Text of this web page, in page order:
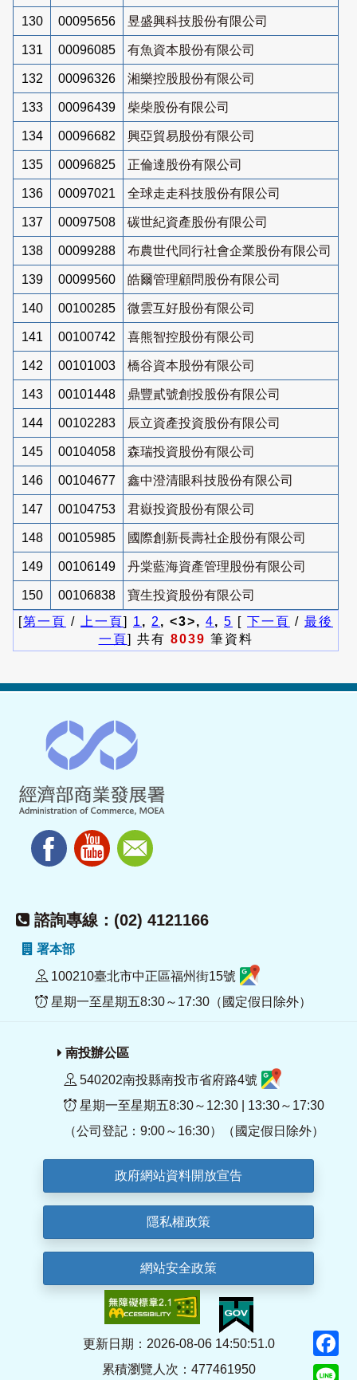
130 00095656 昱盛興科技股份有限公司
131 00096085 有魚資本股份有限公司
132 00096326 湘樂控股股份有限公司
133 00096439 柴柴股份有限公司
134 00096682 興亞貿易股份有限公司
135 00096825 正倫達股份有限公司
136 00097021 全球走走科技股份有限公司
137 00097508 碳世紀資產股份有限公司
138 00099288 布農世代同行社會企業股份有限公司
139 00099560 皓爾管理顧問股份有限公司
140 00100285 微雲互好股份有限公司
141 00100742 喜熊智控股份有限公司
142 00101003 橋谷資本股份有限公司
143 00101448 鼎豐貳號創投股份有限公司
144 00102283 辰立資產投資股份有限公司
145 00104058 森瑞投資股份有限公司
146 00104677 鑫中澄清眼科技股份有限公司
147 00104753 君嶽投資股份有限公司
148 00105985 國際創新長壽社企股份有限公司
149 00106149 丹棠藍海資產管理股份有限公司
150 00106838
寶生投資股份有限公司
[第一頁 / 上一頁] 1 , 2 , <3>, 4, 5 [ 下一頁 / 最後
一頁] 共有 8039 筆資料
諮詢專線：(02) 4121166
署本部
100210臺北市中正區福州街15號
星期一至星期五8:30～17:30（國定假日除外）
南投辦公區
540202南投縣南投市省府路4號
星期一至星期五8:30～12:30 | 13:30～17:30
（公司登記：9:00～16:30）（國定假日除外）
政府網站資料開放宣告
隱私權政策
網站安全政策
更新日期：2026-08-06 14:50:51.0
累積瀏覽人次：477461950